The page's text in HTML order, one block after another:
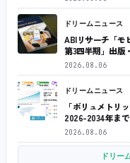
ドリームニュース
ABIリサーチ「モ
第3四半期」出版
2026.08.06
ドリームニュース
「ボリュメトリ
2026-2034年ま
2026.08.06
ドリー